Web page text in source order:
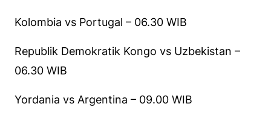
Kolombia vs Portugal – 06.30 WIB
Republik Demokratik Kongo vs Uzbekistan –
06.30 WIB
Yordania vs Argentina – 09.00 WIB